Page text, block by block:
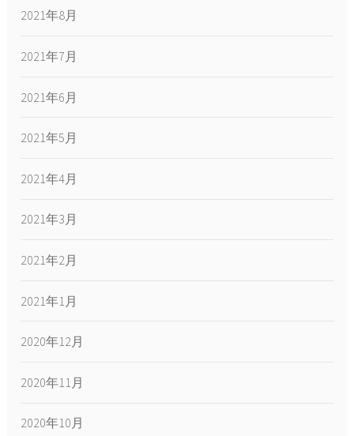
2021年8月
2021年7月
2021年6月
2021年5月
2021年4月
2021年3月
2021年2月
2021年1月
2020年12月
2020年11月
2020年10月